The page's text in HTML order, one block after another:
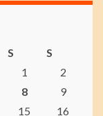
S
S
1
2
8
9
15
16